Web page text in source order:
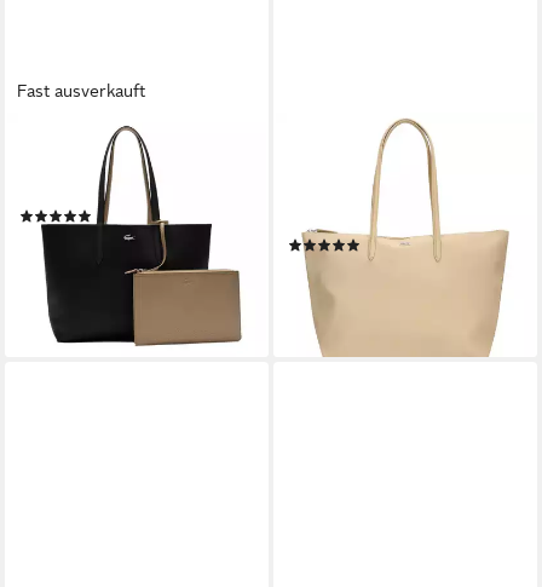
Fast ausverkauft
Henkeltasche Damen
Handtasche Lederimitat
(9)
ab 98,55 €
lieferbar - in 2-3 Werktagen bei dir
Umhängetasche L. 12.12
Concept - Shopper L 34 cm
(1)
81,96 €
lieferbar - in 2-3 Werktagen bei dir